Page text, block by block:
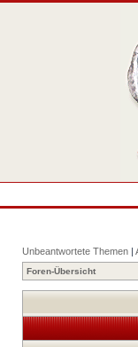
Unbeantwortete Themen |
Foren-Übersicht